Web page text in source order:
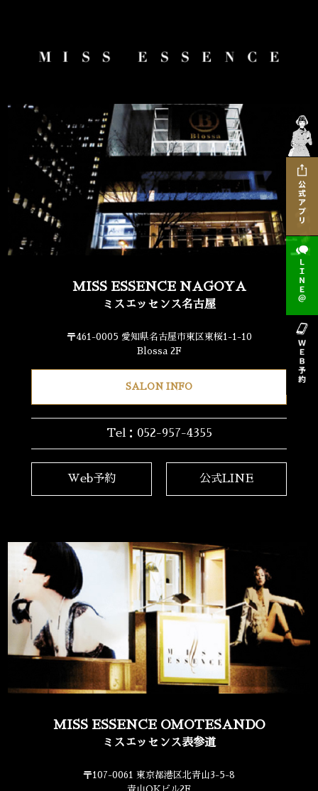
MISS ESSENCE NAGOYA
ミスエッセンス名古屋
〒461-0005 愛知県名古屋市東区東桜1-1-10
Blossa 2F
SALON INFO
Tel：052-957-4355
Web予約 公式LINE
MISS ESSENCE OMOTESANDO
ミスエッセンス表参道
〒107-0061 東京都港区北青山3-5-8
青山OKビル2F